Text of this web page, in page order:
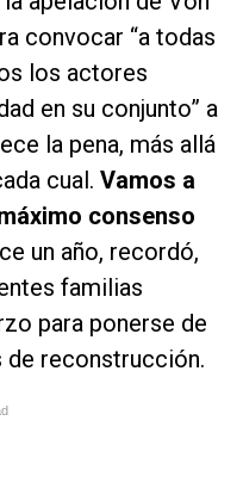
convocar “a todas
los actores
en su conjunto” a
la pena, más allá
cual. Vamos a
consenso
un año, recordó,
familias
para ponerse de
reconstrucción.